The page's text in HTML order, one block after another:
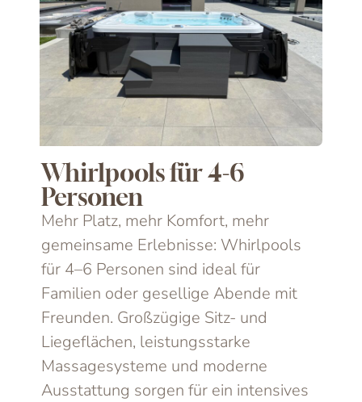
Whirlpools für 4-6
Personen
Mehr Platz, mehr Komfort, mehr
gemeinsame Erlebnisse: Whirlpools
für 4–6 Personen sind ideal für
Familien oder gesellige Abende mit
Freunden. Großzügige Sitz- und
Liegeflächen, leistungsstarke
Massagesysteme und moderne
Ausstattung sorgen für ein intensives